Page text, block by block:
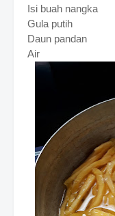
Isi buah nangka
Gula putih
Daun pandan
Air